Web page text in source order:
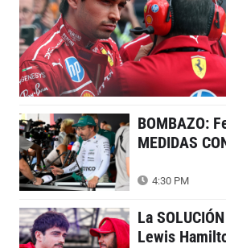
BOMBAZO:
MEDIDAS
4:30 PM
La
Lewis